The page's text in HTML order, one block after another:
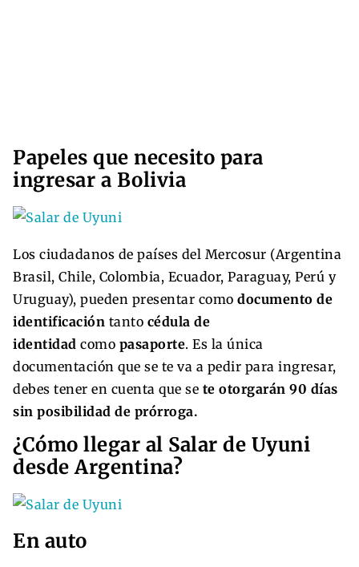
Papeles que necesito para
ingresar a Bolivia
Los ciudadanos de países del Mercosur (Argentina
Brasil, Chile, Colombia, Ecuador, Paraguay, Perú y
Uruguay), pueden presentar como documento de
identificación tanto cédula de
identidad como pasaporte. Es la única
documentación que se te va a pedir para ingresar,
debes tener en cuenta que se te otorgarán 90 días
sin posibilidad de prórroga.
¿Cómo llegar al Salar de Uyuni
desde Argentina?
En auto